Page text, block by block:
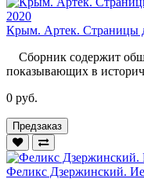
Крым. Артек. Страницы
Сборник содержит
показывающих в
0 руб.
Предзаказ
Феликс Дзержинский.